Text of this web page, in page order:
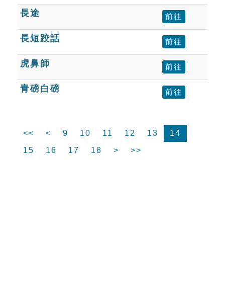
長途 前往
長短跤話 前往
虎鼻師 前往
青磅白磅 前往
<< < 9 10 11 12 13
14
15
16 17 18 > >>